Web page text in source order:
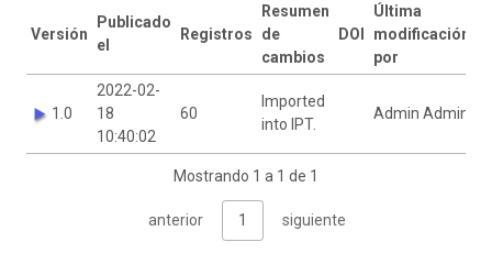
Versión
Publicado
el
Registros
Resumen
de
cambios
DOI
Última
modificación
por
1.0
2022-02-
18
10:40:02
60
Imported
into IPT.
Admin Admin
Mostrando 1 a 1 de 1
anterior 1 siguiente